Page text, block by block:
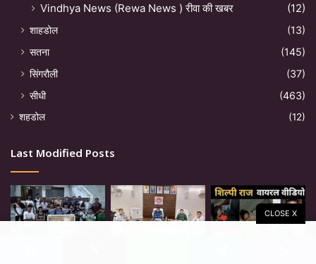
Vindhya News (Rewa News ) रीवा की खबर
(12)
शाहडोल
(13)
सतना
(145)
सिंगरौली
(37)
सीधी
(463)
शहडोल (12)
Last Modified Posts
CLOSE X